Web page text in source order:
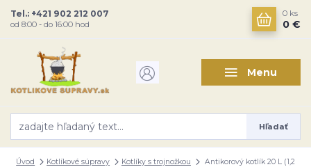
Menu
Hľadať
Tel.: +421 902 212 007
od 8:00 - do 16:00 hod
0 ks
0 €
Úvod Kotlíkové súpravy Kotlíky s trojnožkou
Antikorový kotlík 20 L (1,2